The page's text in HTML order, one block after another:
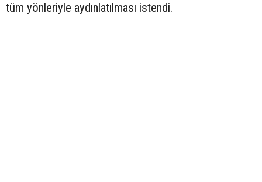
tüm yönleriyle aydınlatılması istendi.